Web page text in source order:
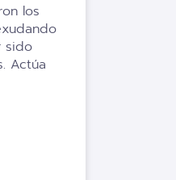
los
sido
Actúa